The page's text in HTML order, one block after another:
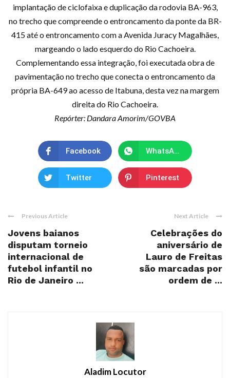
implantação de ciclofaixa e duplicação da rodovia BA-963,
no trecho que compreende o entroncamento da ponte da BR-
415 até o entroncamento com a Avenida Juracy Magalhães,
margeando o lado esquerdo do Rio Cachoeira.
Complementando essa integração, foi executada obra de
pavimentação no trecho que conecta o entroncamento da
própria BA-649 ao acesso de Itabuna, desta vez na margem
direita do Rio Cachoeira.
Repórter: Dandara Amorim/GOVBA
Facebook WhatsApp
Twitter Pinterest
Previous Article
Jovens baianos
disputam torneio
internacional de
futebol infantil no
Rio de Janeiro ...
Next Article
Celebrações do
aniversário de
Lauro de Freitas
são marcadas por
ordem de ...
Aladim Locutor